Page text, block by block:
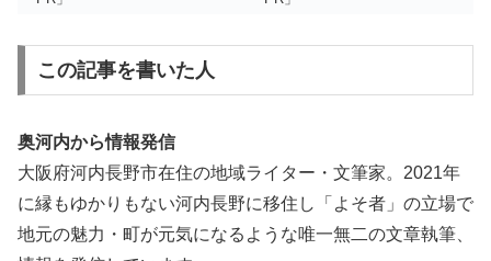
この記事を書いた人
奥河内から情報発信
大阪府河内長野市在住の地域ライター・文筆家。2021年
に縁もゆかりもない河内長野に移住し「よそ者」の立場で
地元の魅力・町が元気になるような唯一無二の文章執筆、